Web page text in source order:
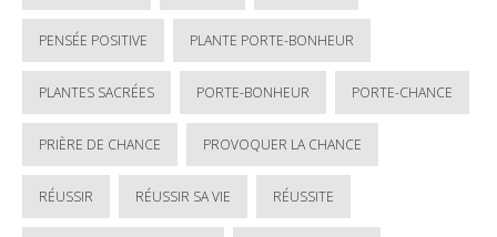
PENSÉE POSITIVE PLANTE PORTE-BONHEUR
PLANTES SACRÉES PORTE-BONHEUR PORTE-CHANCE
PRIÈRE DE CHANCE PROVOQUER LA CHANCE
RÉUSSIR RÉUSSIR SA VIE RÉUSSITE